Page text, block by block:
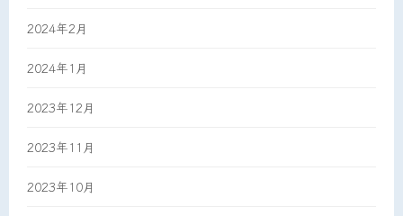
2024年2月
2024年1月
2023年12月
2023年11月
2023年10月